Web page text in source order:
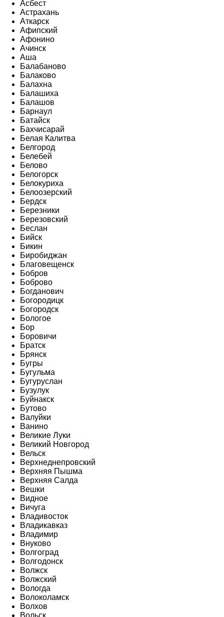
Асбест
Астрахань
Аткарск
Афипский
Афонино
Ачинск
Аша
Балабаново
Балаково
Балахна
Балашиха
Балашов
Барнаул
Батайск
Бахчисарай
Белая Калитва
Белгород
Белебей
Белово
Белогорск
Белокуриха
Белоозерский
Бердск
Березники
Березовский
Беслан
Бийск
Бикин
Биробиджан
Благовещенск
Бобров
Боброво
Богданович
Богородицк
Богородск
Бологое
Бор
Боровичи
Братск
Брянск
Бугры
Бугульма
Бугуруслан
Бузулук
Буйнакск
Бутово
Валуйки
Ванино
Великие Луки
Великий Новгород
Вельск
Верхнеднепровский
Верхняя Пышма
Верхняя Салда
Вешки
Видное
Вичуга
Владивосток
Владикавказ
Владимир
Внуково
Волгоград
Волгодонск
Волжск
Волжский
Вологда
Волоколамск
Волхов
Вольск